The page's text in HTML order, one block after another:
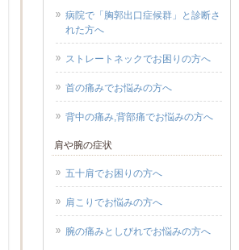
病院で「胸郭出口症候群」と診断さ
れた方へ
ストレートネックでお困りの方へ
首の痛みでお悩みの方へ
背中の痛み,背部痛でお悩みの方へ
肩や腕の症状
五十肩でお困りの方へ
肩こりでお悩みの方へ
腕の痛みとしびれでお悩みの方へ